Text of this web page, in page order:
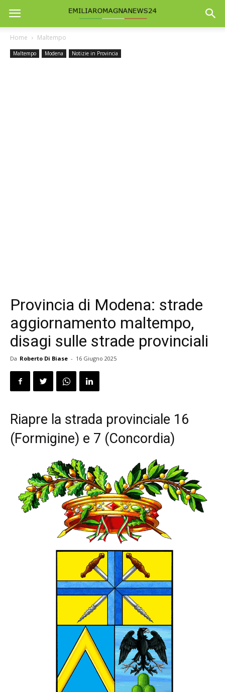
Home Maltempo
Maltempo Modena Notizie in Provincia
Provincia di Modena: strade
aggiornamento maltempo,
disagi sulle strade provinciali
Da Roberto Di Biase - 16 Giugno 2025
Riapre la strada provinciale 16
(Formigine) e 7 (Concordia)